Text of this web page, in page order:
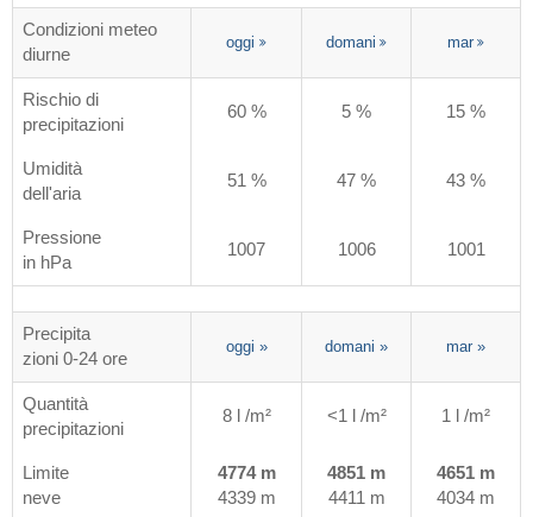
Condizioni meteo
diurne
oggi domani mar
Rischio di
precipitazioni
60 % 5 % 15 %
Umidità
dell'aria
51 % 47 % 43 %
Pressione
in hPa
1007 1006 1001
Precipita
zioni 0-24 ore
oggi » domani » mar »
Quantità
precipitazioni
8 l /m² <1 l /m² 1 l /m²
Limite
neve
4774 m
4339 m
4851 m
4411 m
4651 m
4034 m